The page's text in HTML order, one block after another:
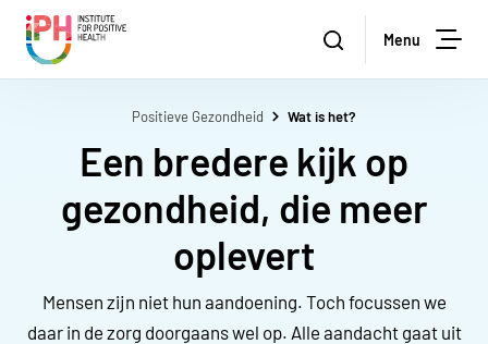
Institute for Positive Health Zoeken
Menu
Positieve Gezondheid Wat is het?
Een bredere kijk op
gezondheid, die meer
oplevert
Mensen zijn niet hun aandoening. Toch focussen we
daar in de zorg doorgaans wel op. Alle aandacht gaat uit